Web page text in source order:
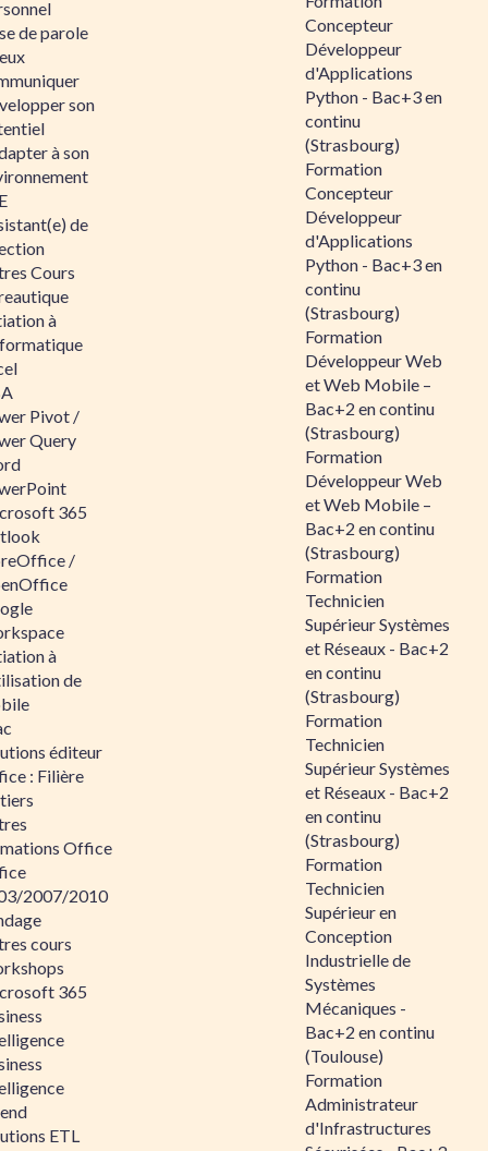
de parole
son
à son
de
Cours
à
Pivot /
Query
365
/
à
de
éditeur
: Filière
Office
2007/2010
cours
365
ETL
Concepteur
Développeur
d'Applications
Python - Bac+3 en
continu
(Strasbourg)
Formation
Concepteur
Développeur
d'Applications
Python - Bac+3 en
continu
(Strasbourg)
Formation
Développeur Web
et Web Mobile –
Bac+2 en continu
(Strasbourg)
Formation
Développeur Web
et Web Mobile –
Bac+2 en continu
(Strasbourg)
Formation
Technicien
Supérieur Systèmes
et Réseaux - Bac+2
en continu
(Strasbourg)
Formation
Technicien
Supérieur Systèmes
et Réseaux - Bac+2
en continu
(Strasbourg)
Formation
Technicien
Supérieur en
Conception
Industrielle de
Systèmes
Mécaniques -
Bac+2 en continu
(Toulouse)
Formation
Administrateur
d'Infrastructures